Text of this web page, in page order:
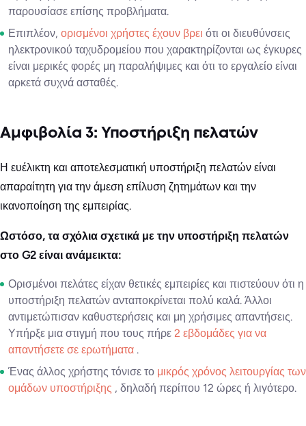
παρουσίασε επίσης προβλήματα.
Επιπλέον, ορισμένοι χρήστες έχουν βρει ότι οι διευθύνσεις
ηλεκτρονικού ταχυδρομείου που χαρακτηρίζονται ως έγκυρες
είναι μερικές φορές μη παραλήψιμες και ότι το εργαλείο είναι
αρκετά συχνά ασταθές.
Αμφιβολία 3: Υποστήριξη πελατών
Η ευέλικτη και αποτελεσματική υποστήριξη πελατών είναι
απαραίτητη για την άμεση επίλυση ζητημάτων και την
ικανοποίηση της εμπειρίας.
Ωστόσο, τα σχόλια σχετικά με την υποστήριξη πελατών
στο G2 είναι ανάμεικτα:
Ορισμένοι πελάτες είχαν θετικές εμπειρίες και πιστεύουν ότι η
υποστήριξη πελατών ανταποκρίνεται πολύ καλά. Άλλοι
αντιμετώπισαν καθυστερήσεις και μη χρήσιμες απαντήσεις.
Υπήρξε μια στιγμή που τους πήρε 2 εβδομάδες για να
απαντήσετε σε ερωτήματα .
Ένας άλλος χρήστης τόνισε το μικρός χρόνος λειτουργίας των
ομάδων υποστήριξης , δηλαδή περίπου 12 ώρες ή λιγότερο.